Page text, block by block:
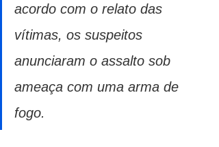
acordo com o relato das
vítimas, os suspeitos
anunciaram o assalto sob
ameaça com uma arma de
fogo.